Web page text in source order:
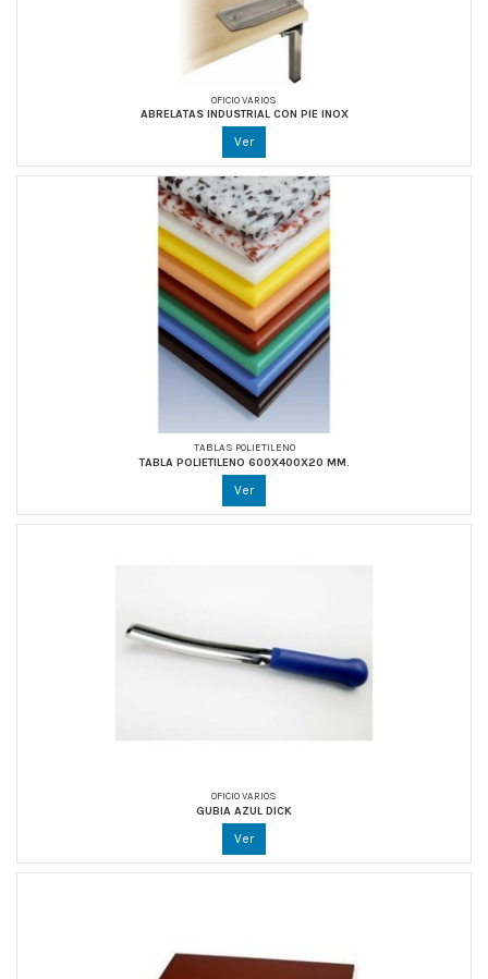
OFICIO VARIOS
ABRELATAS INDUSTRIAL CON PIE INOX
Ver
TABLAS POLIETILENO
TABLA POLIETILENO 600X400X20 MM.
Ver
OFICIO VARIOS
GUBIA AZUL DICK
Ver